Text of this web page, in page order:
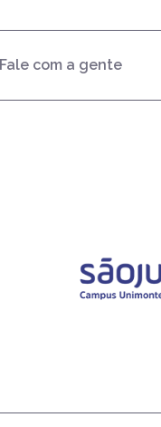
Fale com a gente